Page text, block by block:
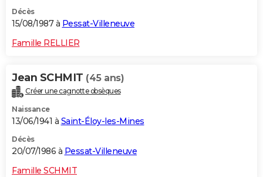
Décès
15/08/1987 à Pessat-Villeneuve
Famille RELLIER
Jean SCHMIT (45 ans)
Créer une cagnotte obsèques
Naissance
13/06/1941 à Saint-Éloy-les-Mines
Décès
20/07/1986 à Pessat-Villeneuve
Famille SCHMIT